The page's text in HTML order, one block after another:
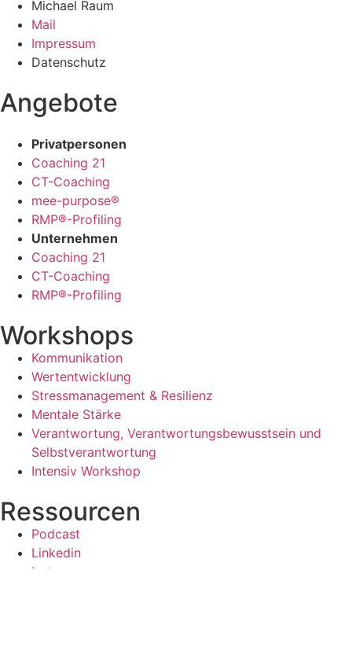
Michael Raum
Mail
Impressum
Datenschutz
Angebote
Privatpersonen
Coaching 21
CT-Coaching
mee-purpose®
RMP®-Profiling
Unternehmen
Coaching 21
CT-Coaching
RMP®-Profiling
Workshops
Kommunikation
Wertentwicklung
Stressmanagement & Resilienz
Mentale Stärke
Verantwortung, Verantwortungsbewusstsein und
Selbstverantwortung
Intensiv Workshop
Ressourcen
Podcast
Linkedin
Instagram